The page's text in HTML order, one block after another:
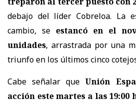
debajo del líder Cobreloa. La
cambio, se estancó en el
unidades, arrastrada por una
triunfo en los últimos cinco
Cabe señalar queUnión
acción este martes a las